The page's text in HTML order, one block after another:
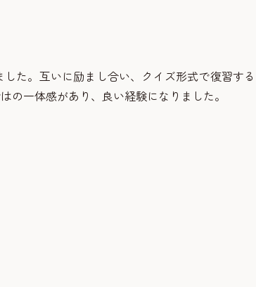
た。互いに励まし合い、クイズ形式で復習する
の一体感があり、良い経験になりました。